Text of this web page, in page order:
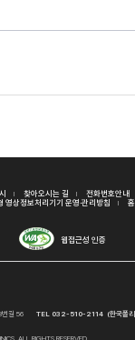
찾아오시는 길 전화번호안내
영상정보처리기기 운영·관리방침
웹접근성 인증
번길 56 TEL 032-510-2114 (한국폴리